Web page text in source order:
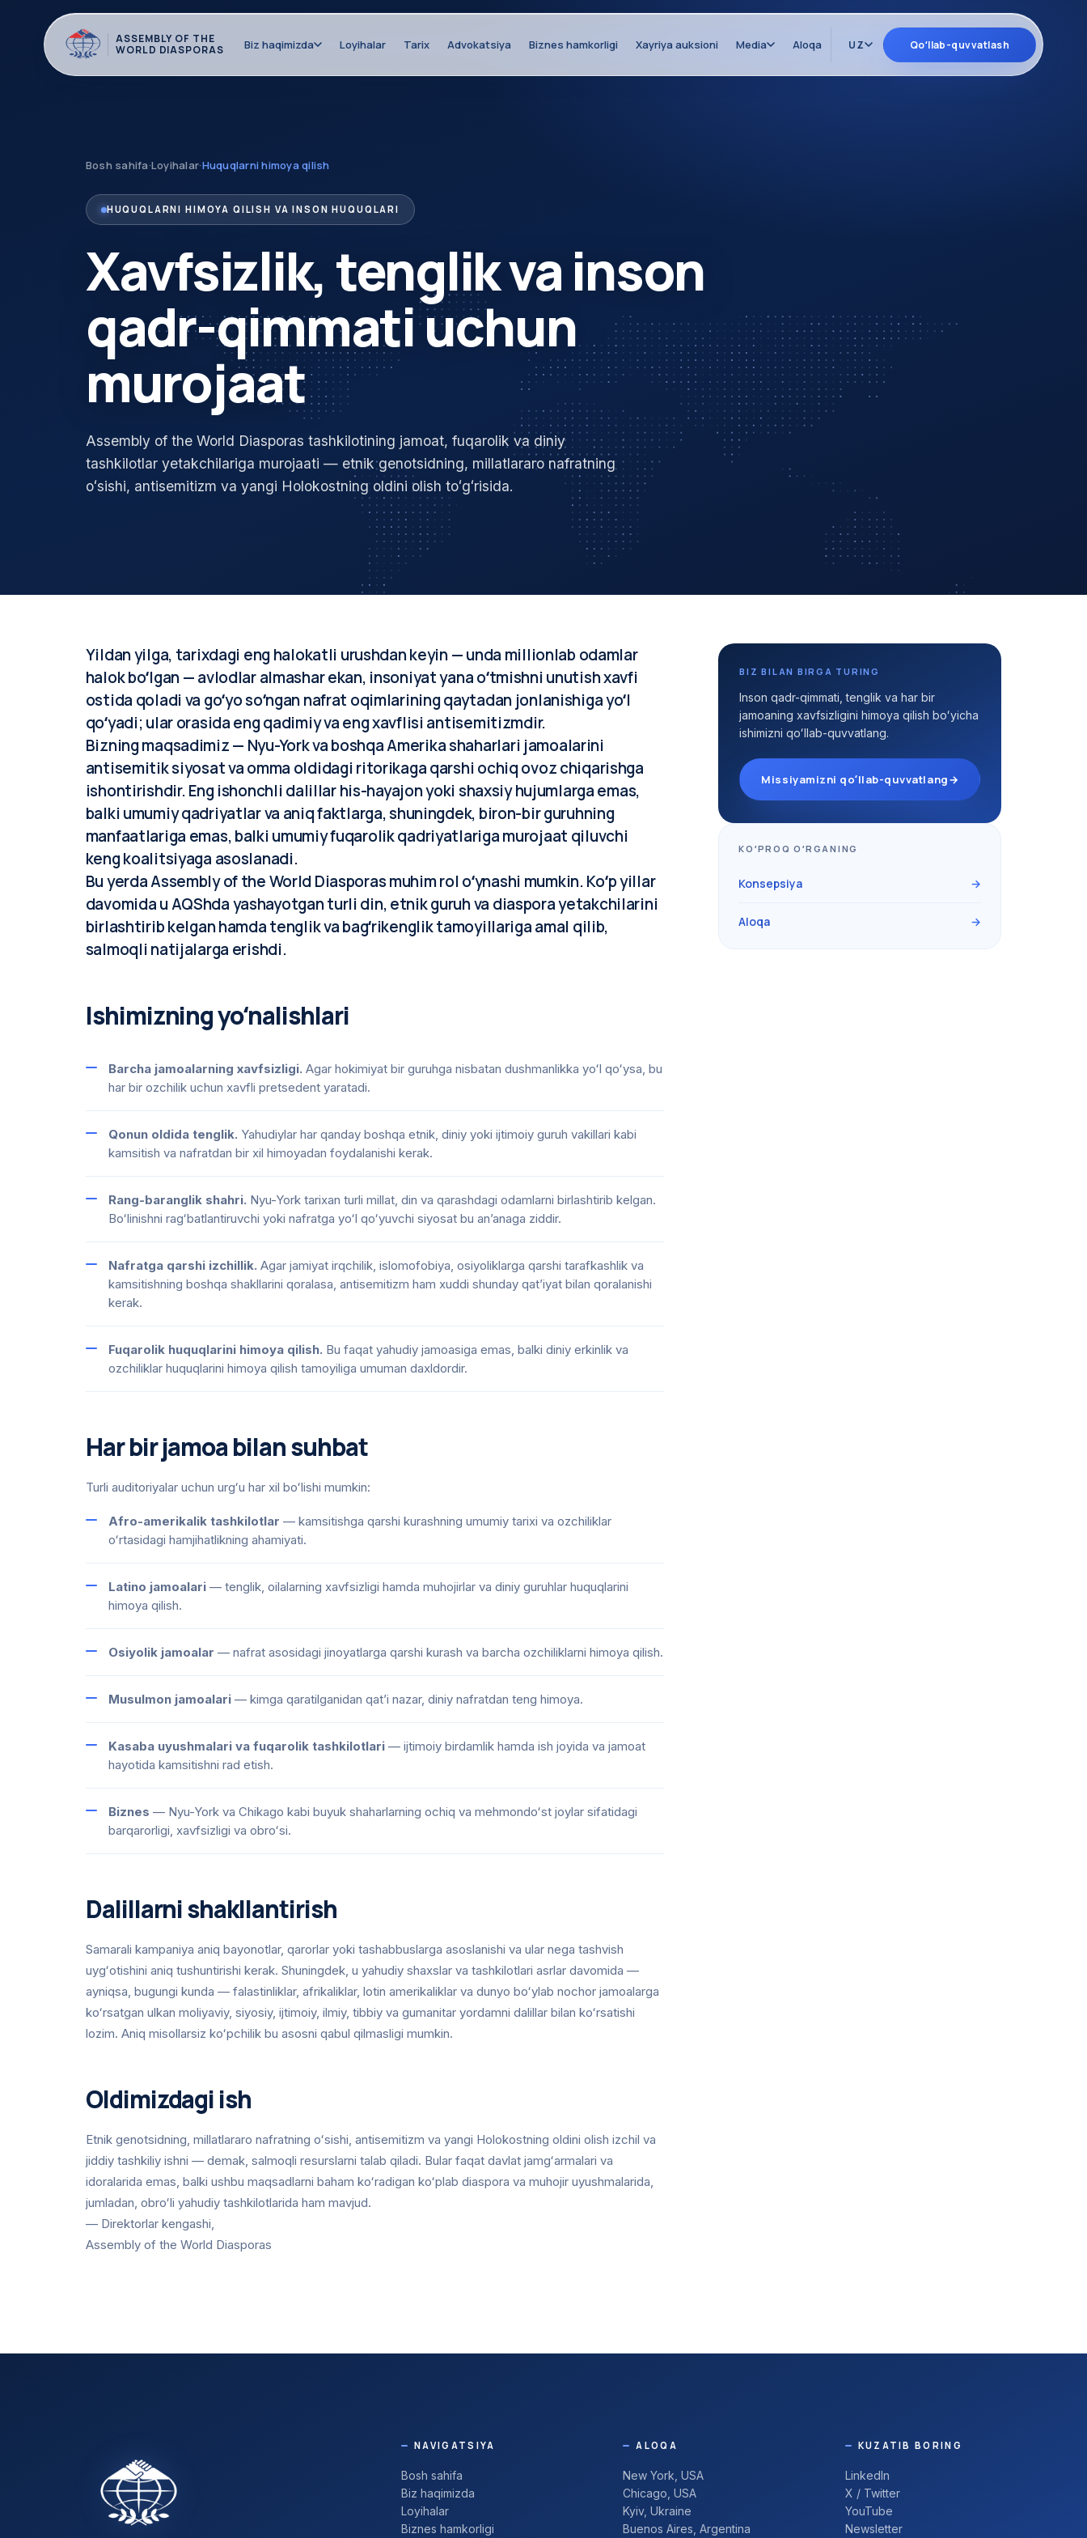
ASSEMBLY OF THE
WORLD DIASPORAS
Biz haqimizda Loyihalar Tarix Advokatsiya Biznes hamkorligi Xayriya auksioni Media Aloqa UZ Qoʻllab-quvvatlash
Bosh sahifa·Loyihalar·Huquqlarni himoya qilish
HUQUQLARNI HIMOYA QILISH VA INSON HUQUQLARI
Xavfsizlik, tenglik va inson
qadr-qimmati uchun
murojaat
Assembly of the World Diasporas tashkilotining jamoat, fuqarolik va diniy
tashkilotlar yetakchilariga murojaati — etnik genotsidning, millatlararo nafratning
oʻsishi, antisemitizm va yangi Holokostning oldini olish toʻgʻrisida.
Yildan yilga, tarixdagi eng halokatli urushdan keyin — unda millionlab odamlar
halok boʻlgan — avlodlar almashar ekan, insoniyat yana oʻtmishni unutish xavfi
ostida qoladi va goʻyo soʻngan nafrat oqimlarining qaytadan jonlanishiga yoʻl
qoʻyadi; ular orasida eng qadimiy va eng xavflisi antisemitizmdir.
Bizning maqsadimiz — Nyu-York va boshqa Amerika shaharlari jamoalarini
antisemitik siyosat va omma oldidagi ritorikaga qarshi ochiq ovoz chiqarishga
ishontirishdir. Eng ishonchli dalillar his-hayajon yoki shaxsiy hujumlarga emas,
balki umumiy qadriyatlar va aniq faktlarga, shuningdek, biron-bir guruhning
manfaatlariga emas, balki umumiy fuqarolik qadriyatlariga murojaat qiluvchi
keng koalitsiyaga asoslanadi.
Bu yerda Assembly of the World Diasporas muhim rol oʻynashi mumkin. Koʻp yillar
davomida u AQShda yashayotgan turli din, etnik guruh va diaspora yetakchilarini
birlashtirib kelgan hamda tenglik va bagʻrikenglik tamoyillariga amal qilib,
salmoqli natijalarga erishdi.
Ishimizning yoʻnalishlari
Barcha jamoalarning xavfsizligi. Agar hokimiyat bir guruhga nisbatan dushmanlikka yoʻl qoʻysa, bu
har bir ozchilik uchun xavfli pretsedent yaratadi.
Qonun oldida tenglik. Yahudiylar har qanday boshqa etnik, diniy yoki ijtimoiy guruh vakillari kabi
kamsitish va nafratdan bir xil himoyadan foydalanishi kerak.
Rang-baranglik shahri. Nyu-York tarixan turli millat, din va qarashdagi odamlarni birlashtirib kelgan.
Boʻlinishni ragʻbatlantiruvchi yoki nafratga yoʻl qoʻyuvchi siyosat bu anʼanaga ziddir.
Nafratga qarshi izchillik. Agar jamiyat irqchilik, islomofobiya, osiyoliklarga qarshi tarafkashlik va
kamsitishning boshqa shakllarini qoralasa, antisemitizm ham xuddi shunday qatʼiyat bilan qoralanishi
kerak.
Fuqarolik huquqlarini himoya qilish. Bu faqat yahudiy jamoasiga emas, balki diniy erkinlik va
ozchiliklar huquqlarini himoya qilish tamoyiliga umuman daxldordir.
Har bir jamoa bilan suhbat
Turli auditoriyalar uchun urgʻu har xil boʻlishi mumkin:
Afro-amerikalik tashkilotlar — kamsitishga qarshi kurashning umumiy tarixi va ozchiliklar
oʻrtasidagi hamjihatlikning ahamiyati.
Latino jamoalari— tenglik, oilalarning xavfsizligi hamda muhojirlar va diniy guruhlar huquqlarini
himoya qilish.
Osiyolik jamoalar — nafrat asosidagi jinoyatlarga qarshi kurash va barcha ozchiliklarni himoya qilish.
Musulmon jamoalari— kimga qaratilganidan qatʼi nazar, diniy nafratdan teng himoya.
Kasaba uyushmalari va fuqarolik tashkilotlari— ijtimoiy birdamlik hamda ish joyida va jamoat
hayotida kamsitishni rad etish.
Biznes — Nyu-York va Chikago kabi buyuk shaharlarning ochiq va mehmondoʻst joylar sifatidagi
barqarorligi, xavfsizligi va obroʻsi.
Dalillarni shakllantirish
Samarali kampaniya aniq bayonotlar, qarorlar yoki tashabbuslarga asoslanishi va ular nega tashvish
uygʻotishini aniq tushuntirishi kerak. Shuningdek, u yahudiy shaxslar va tashkilotlari asrlar davomida —
ayniqsa, bugungi kunda — falastinliklar, afrikaliklar, lotin amerikaliklar va dunyo boʻylab nochor jamoalarga
koʻrsatgan ulkan moliyaviy, siyosiy, ijtimoiy, ilmiy, tibbiy va gumanitar yordamni dalillar bilan koʻrsatishi
lozim. Aniq misollarsiz koʻpchilik bu asosni qabul qilmasligi mumkin.
Oldimizdagi ish
Etnik genotsidning, millatlararo nafratning oʻsishi, antisemitizm va yangi Holokostning oldini olish izchil va
jiddiy tashkiliy ishni — demak, salmoqli resurslarni talab qiladi. Bular faqat davlat jamgʻarmalari va
idoralarida emas, balki ushbu maqsadlarni baham koʻradigan koʻplab diaspora va muhojir uyushmalarida,
jumladan, obroʻli yahudiy tashkilotlarida ham mavjud.
— Direktorlar kengashi,
Assembly of the World Diasporas
BIZ BILAN BIRGA TURING
Inson qadr-qimmati, tenglik va har bir
jamoaning xavfsizligini himoya qilish boʻyicha
ishimizni qoʻllab-quvvatlang.
Missiyamizni qoʻllab-quvvatlang→
KOʻPROQ OʻRGANING
Konsepsiya →
Aloqa →
NAVIGATSIYA
Bosh sahifa
Biz haqimizda
Loyihalar
Biznes hamkorligi
ALOQA
New York, USA
Chicago, USA
Kyiv, Ukraine
Buenos Aires, Argentina
KUZATIB BORING
LinkedIn
X / Twitter
YouTube
Newsletter